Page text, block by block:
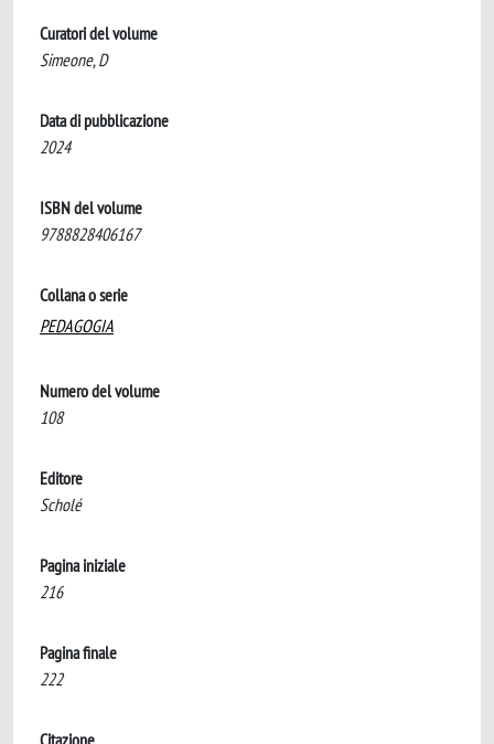
Curatori del volume
Simeone, D
Data di pubblicazione
2024
ISBN del volume
9788828406167
Collana o serie
PEDAGOGIA
Numero del volume
108
Editore
Scholé
Pagina iniziale
216
Pagina finale
222
Citazione